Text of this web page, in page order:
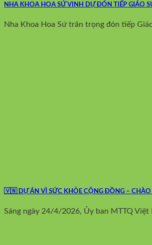
NHA KHOA HOA SỨ VINH DỰ ĐÓN TIẾP GIÁO
Nha Khoa Hoa Sứ trân trọng đón tiếp
🇻🇳 DỰ ÁN VÌ SỨC KHỎE CỘNG ĐỒNG –
Sáng ngày 24/4/2026, Ủy ban MTTQ